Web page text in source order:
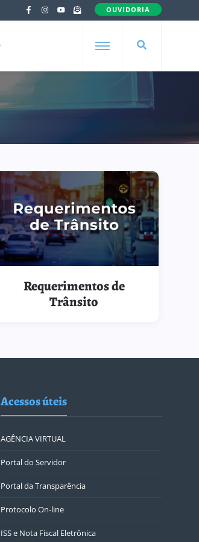
OUVIDORIA
Requerimentos de
Trânsito
Acessos úteis
AGÊNCIA VIRTUAL
Portal do Servidor
Portal da Transparência
Protocolo On-line
ISS e Nota Fiscal Eletrônica